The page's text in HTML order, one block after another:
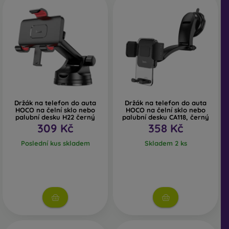
Držák na telefon do auta
HOCO na čelní sklo nebo
palubní desku H22 černý
309 Kč
Poslední kus skladem
Držák na telefon do auta
HOCO na čelní sklo nebo
palubní desku CA118, černý
358 Kč
Skladem 2 ks